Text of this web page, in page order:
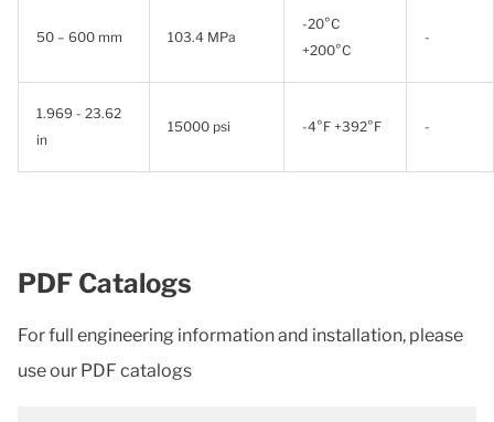
50 – 600 mm 103.4 MPa
-20°C
+200°C
-
1.969 - 23.62
in
15000 psi -4°F +392°F -
PDF Catalogs
For full engineering information and installation, please
use our PDF catalogs